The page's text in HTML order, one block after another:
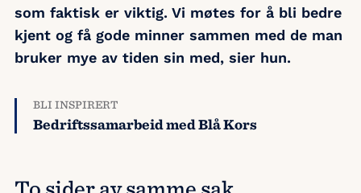
som faktisk er viktig. Vi møtes for å bli bedre
kjent og få gode minner sammen med de man
bruker mye av tiden sin med, sier hun.
BLI INSPIRERT
Bedriftssamarbeid med Blå Kors